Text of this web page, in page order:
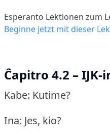
Esperanto Lektionen zum
Beginne jetzt mit dieser
Ĉapitro 4.2 –
Kabe: Kutime?
Ina: Jes, kio?